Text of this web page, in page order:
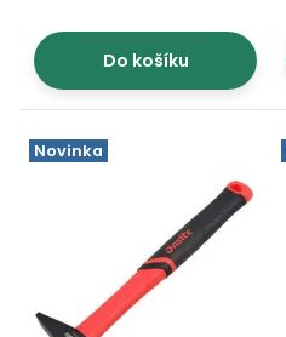
Do košíku
Novinka